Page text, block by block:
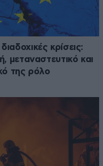
κρίσεις:
μεταναστευτικό και
της ρόλο